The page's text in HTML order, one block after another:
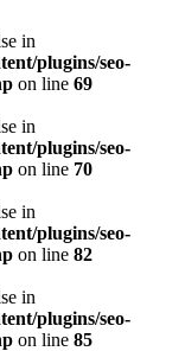
in
plugins/seo-
on line 69
in
plugins/seo-
on line 70
in
plugins/seo-
on line 82
in
plugins/seo-
on line 85